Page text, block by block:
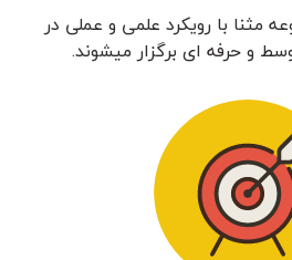
مثنا با رویکرد علمی و عملی در
و حرفه ای برگزار میشوند.